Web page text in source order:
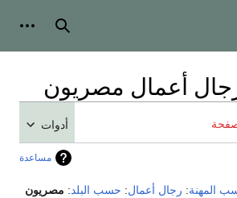
بحث
أعمال مصريون
أدوات
مساعدة
المهنة: رجال أعمال: حسب البلد: مصريون